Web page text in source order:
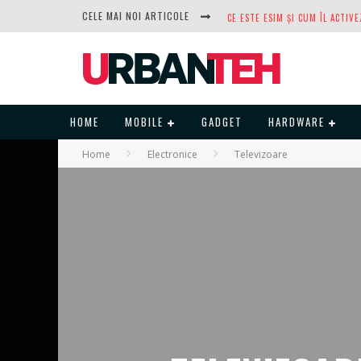
CELE MAI NOI ARTICOLE
DUPĂ ANI DE REFUZURI,
HOME MOBILE GADGET HARDWARE
Home Electronice Televizoare